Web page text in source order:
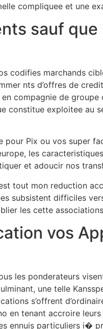
compliquee et une
sauf
codifies marchands
nts d’offres de
compagnie de
exploitee au
pour Pix ou vos super
les
et adoucir nos
tout mon reduction
subsistent difficiles
les cette
vos
les ponderateurs
une telle
s’offrent
en tenant accroire
ennuis particuliers i�